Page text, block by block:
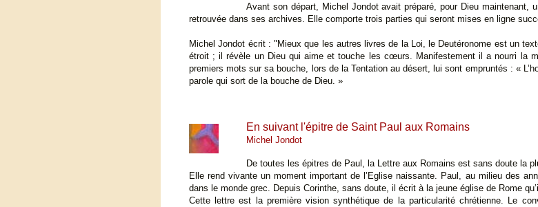
Avant son départ, Michel Jondot avait préparé, pour Dieu maintenant,
retrouvée dans ses archives. Elle comporte trois parties qui seront mises en ligne
Michel Jondot écrit : "Mieux que les autres livres de la Loi, le Deutéronome est un
étroit ; il révèle un Dieu qui aime et touche les cœurs. Manifestement il a nourri la
premiers mots sur sa bouche, lors de la Tentation au désert, lui sont empruntés : «
parole qui sort de la bouche de Dieu. »
En suivant l'épitre de Saint Paul aux Romains
Michel Jondot
De toutes les épitres de Paul, la Lettre aux Romains est sans doute la
Elle rend vivante un moment important de l’Eglise naissante. Paul, au milieu des
dans le monde grec. Depuis Corinthe, sans doute, il écrit à la jeune église de Rome
Cette lettre est la première vision synthétique de la particularité chrétienne. Le